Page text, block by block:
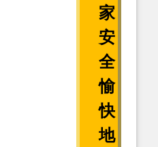
家
安
全
愉
快
地